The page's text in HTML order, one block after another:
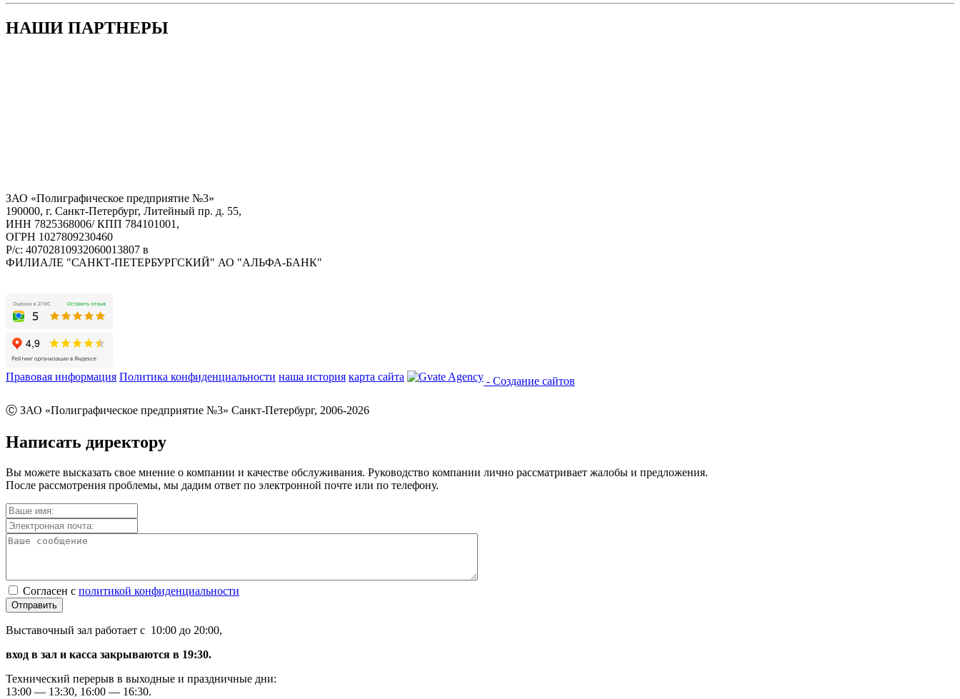
НАШИ ПАРТНЕРЫ
ЗАО «Полиграфическое предприятие №3»
190000, г. Санкт-Петербург, Литейный пр. д. 55,
ИНН 7825368006/ КПП 784101001,
ОГРН 1027809230460
Р/с: 40702810932060013807 в
ФИЛИАЛЕ "САНКТ-ПЕТЕРБУРГСКИЙ" АО "АЛЬФА-БАНК"
Правовая информация Политика конфиденциальности наша история карта сайта - Создание сайтов
Ⓒ ЗАО «Полиграфическое предприятие №3» Санкт-Петербург, 2006-2026
Написать директору
Вы можете высказать свое мнение о компании и качестве обслуживания. Руководство компании лично рассматривает жалобы и предложения.
После рассмотрения проблемы, мы дадим ответ по электронной почте или по телефону.
Согласен с политикой конфиденциальности
Отправить
Выставочный зал работает с 10:00 до 20:00,
вход в зал и касса закрываются в 19:30.
Технический перерыв в выходные и праздничные дни:
13:00 — 13:30, 16:00 — 16:30.